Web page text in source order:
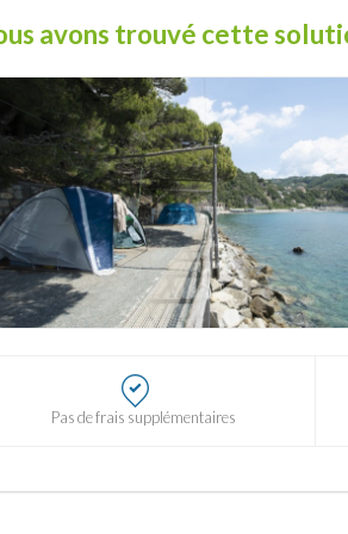
avons trouvé cette
Pas de frais supplémentaires